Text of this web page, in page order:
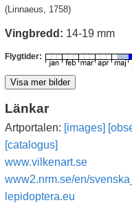
(Linnaeus, 1758)
Vingbredd: 14-19 mm
Flygtider:
Länkar
Artportalen: [images]
[catalogus]
www.vilkenart.se
www2.nrm.se/en/
lepidoptera.eu